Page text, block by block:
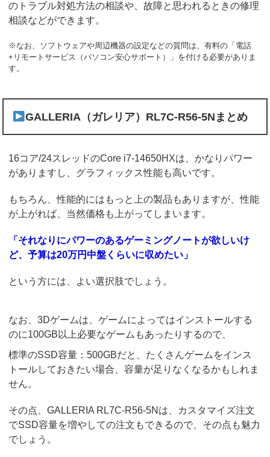
のトラブル対処方法の相談や、故障と思われるときの修理
相談などができます。
※なお、ソフトウェアや周辺機器の設定などの質問は、有料の「電話
+リモートサービス（パソコン安心サポート）」を付ける必要がありま
す。
GALLERIA（ガレリア）RL7C-R56-5Nまとめ
16コア/24スレッドのCore i7-14650HXは、かなりパワー
がありますし、グラフィックス性能も高いです。
もちろん、性能的にはもっと上の製品もありますが、性能
が上がれば、当然価格も上がってしまいます。
「それなりにパワーのあるゲーミングノートが欲しいけ
ど、予算は20万円中盤くらいに収めたい」
という方には、よい選択肢でしょう。
なお、3Dゲームは、ゲームによってはインストールする
のに100GB以上必要なゲームもあったりするので、
標準のSSD容量：500GBだと、たくさんゲームをインス
トールしておきたい場合、容量が足りなくなるかもしれま
せん。
その点、GALLERIA RL7C-R56-5Nは、カスタマイズ注文
でSSD容量を増やしての注文もできるので、その点も魅力
でしょう。